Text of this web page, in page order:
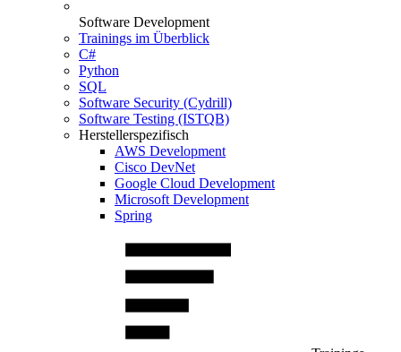
Software Development
Trainings im Überblick
C#
Python
SQL
Software Security (Cydrill)
Software Testing (ISTQB)
Herstellerspezifisch
AWS Development
Cisco DevNet
Google Cloud Development
Microsoft Development
Spring